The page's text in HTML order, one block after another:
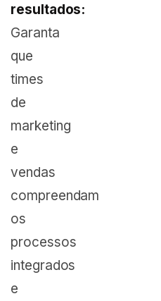
resultados:
Garanta
que
times
de
marketing
e
vendas
compreendam
os
processos
integrados
e